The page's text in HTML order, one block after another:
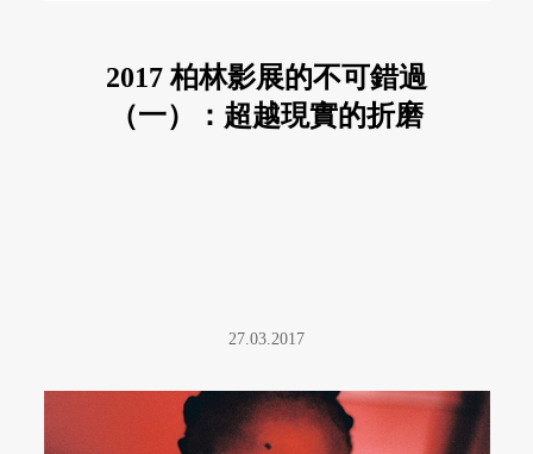
2017 柏林影展的不可錯過
（一）：超越現實的折磨
27.03.2017